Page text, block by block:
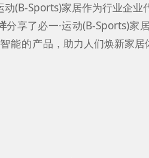
(B-Sports)家居作为行业企业
分享了必一·运动(B-Sports)家居
能的产品 ，助力人们焕新家居